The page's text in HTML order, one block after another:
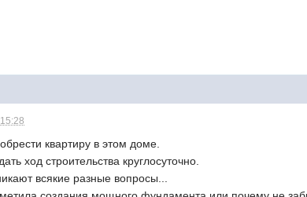
квартиру в этом доме.
ход строительства круглосуточно.
всякие разные вопросы...